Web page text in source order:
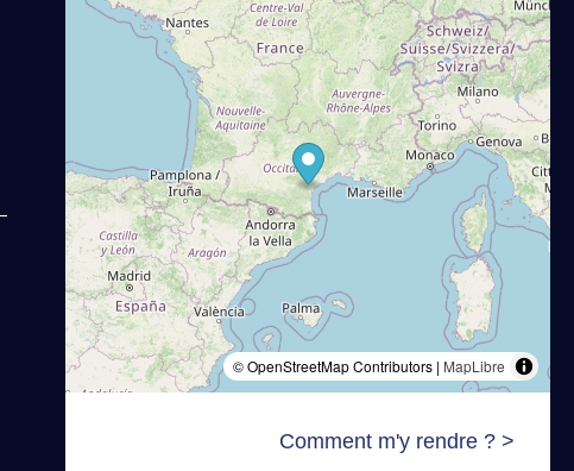
© OpenStreetMap Contributors | MapLibre
Comment m'y rendre ? >